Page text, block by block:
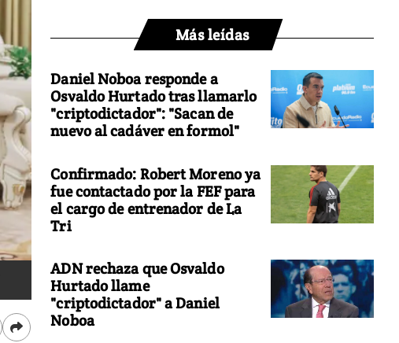
Más leídas
Daniel Noboa responde a
Osvaldo Hurtado tras llamarlo
"criptodictador": "Sacan de
nuevo al cadáver en formol"
Confirmado: Robert Moreno ya
fue contactado por la FEF para
el cargo de entrenador de La
Tri
ADN rechaza que Osvaldo
Hurtado llame
"criptodictador" a Daniel
Noboa